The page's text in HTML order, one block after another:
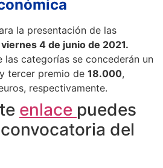
la presentación de las
viernes 4 de junio de 2021.
las categorías se concederán un
tercer premio de 18.000,
respectivamente.
enlace puedes
del